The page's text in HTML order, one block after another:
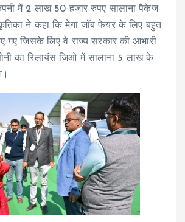
में 2 लाख 50 हजार रुपए सालाना पैकेज
ने कहा कि मेगा जॉब फेयर के लिए बहुत
गए जिसके लिए वे राज्य सरकार की आभारी
का रिलायंस जिओ में सालाना 5 लाख के